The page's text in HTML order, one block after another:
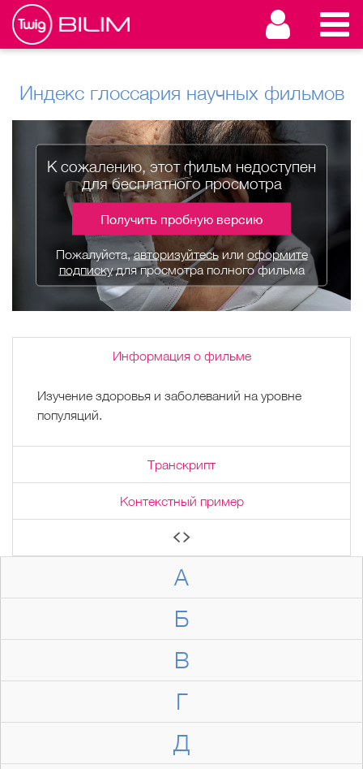
Индекс глоссария научных фильмов
А
Б
В
Г
Д
К сожалению, этот фильм недоступен
для бесплатного просмотра
Получить пробную версию
Пожалуйста,авторизуйтесьили оформите
подпискудля просмотра полного фильма
Информация о фильме
Изучение здоровья и заболеваний на уровне
популяций.
Транскрипт
Контекстный пример